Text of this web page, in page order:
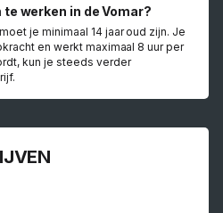
werken in de Vomar?
je minimaal 14 jaar oud zijn. Je
en werkt maximaal 8 uur per
kun je steeds verder